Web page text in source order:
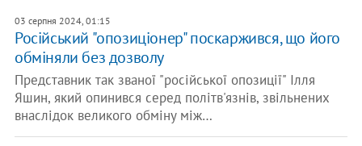
03 серпня 2024, 01:15
Російський "опозиціонер" поскаржився, що його
обміняли без дозволу
Представник так званої "російської опозиції" Ілля
Яшин, який опинився серед політв'язнів, звільнених
внаслідок великого обміну між…